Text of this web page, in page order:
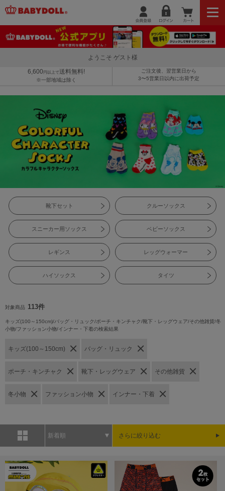
ようこそ ゲスト様
6,600 円以上で送料無料!
※一部地域は除く
ご注文後、翌営業日から
3〜5営業日以内に出荷予定
靴下セット クルーソックス
スニーカー用ソックス ベビーソックス
レギンス レッグウォーマー
ハイソックス タイツ
対象商品 113件
キッズ(100～150cm)/バッグ・リュック/ポーチ・キンチャク/靴下・レッグウェア/その他雑貨/冬
小物/ファッション小物/インナー・下着の検索結果
キッズ(100～150cm) バッグ・リュック
ポーチ・キンチャク 靴下・レッグウェア その他雑貨
冬小物 ファッション小物 インナー・下着
新着順 さらに絞り込む